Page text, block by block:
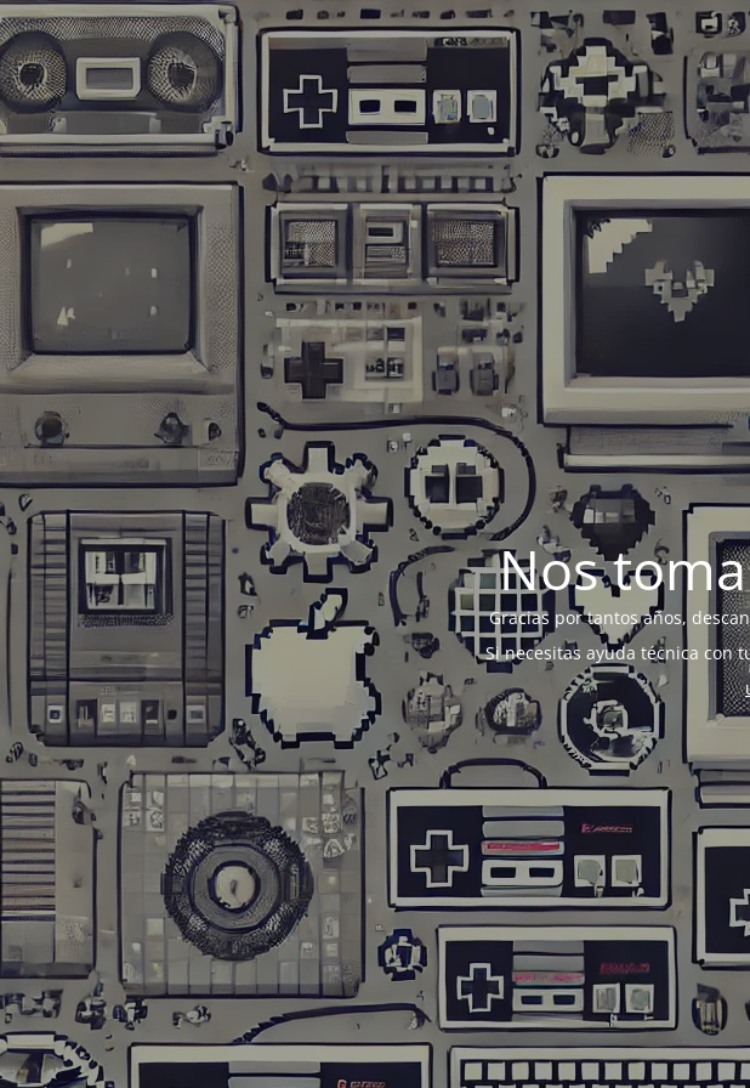
Nos
Gracias por tantos años,
Si necesitas ayuda técnica con